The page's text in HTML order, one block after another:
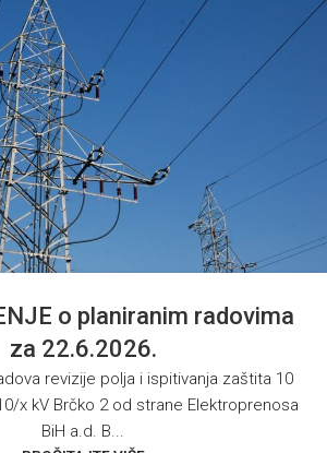
o planiranim radovima
za 22.6.2026.
revizije polja i ispitivanja zaštita 10
x kV Brčko 2 od strane Elektroprenosa
BiH a.d. B...